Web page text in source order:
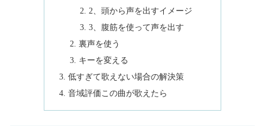
2、頭から声を出すイメージ
3、腹筋を使って声を出す
裏声を使う
キーを変える
低すぎて歌えない場合の解決策
音域評価この曲が歌えたら